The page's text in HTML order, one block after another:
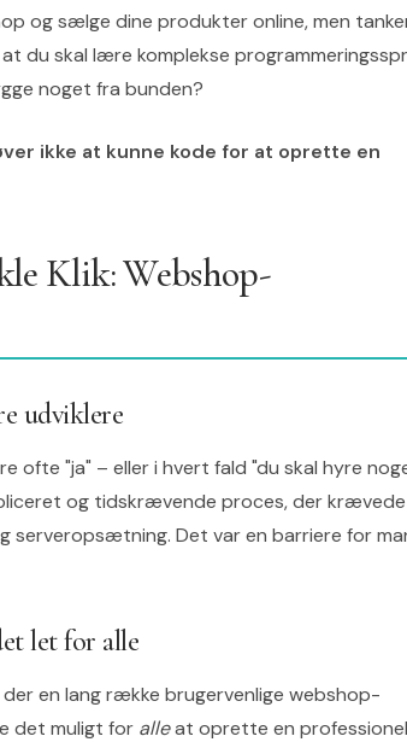
og sælge dine produkter online, men
du skal lære komplekse
noget fra bunden?
ikke at kunne kode for at oprette en
Klik: Webshop-
udviklere
ofte "ja" – eller i hvert fald "du skal hyre
og tidskrævende proces, der krævede
serveropsætning. Det var en barriere for
let for alle
en lang række brugervenlige webshop-
det muligt for alleat oprette en professionel